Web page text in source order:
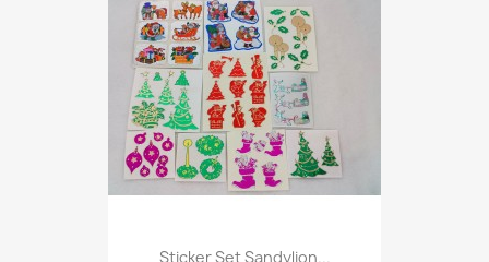
Sticker Set Sandylion...